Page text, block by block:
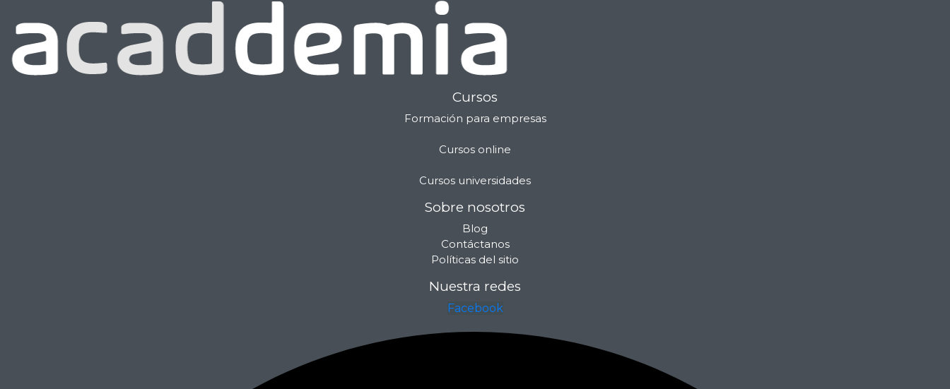
Cursos
Formación para empresas
Cursos online
Cursos universidades
Sobre nosotros
Blog
Contáctanos
Políticas del sitio
Nuestra redes
Facebook